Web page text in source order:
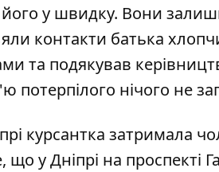
у швидку. Вони
контакти батька
та подякував
потерпілого нічого не
курсантка затримала
у Дніпрі на проспекті